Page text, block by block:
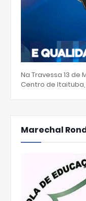
Na Travessa 13 de
Centro de Itaituba,
Marechal